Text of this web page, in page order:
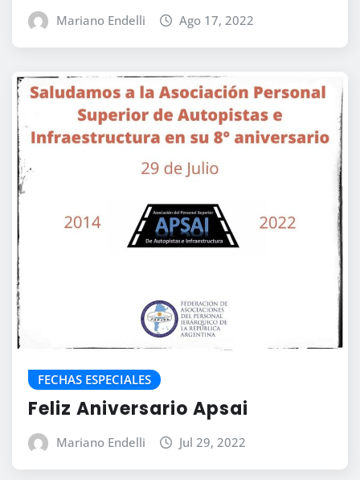
Mariano Endelli Ago 17, 2022
FECHAS ESPECIALES
Feliz Aniversario Apsai
Mariano Endelli Jul 29, 2022